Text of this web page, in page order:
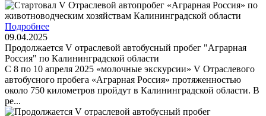
Подробнее
09.04.2025
Продолжается V отраслевой автобусный пробег "Аграрная
Россия" по Калининградской области
С 8 по 10 апреля 2025 «молочные экскурсии» V Отраслевого
автобусного пробега «Аграрная Россия» протяженностью
около 750 километров пройдут в Калининградской области. В
ре...